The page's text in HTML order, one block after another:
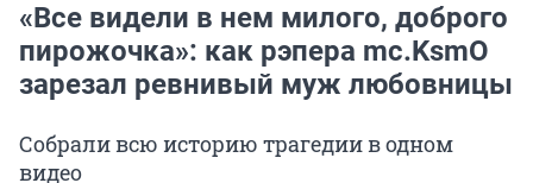
«Все видели в нем милого, доброго
пирожочка»: как рэпера mc.KsmO
зарезал ревнивый муж любовницы
Собрали всю историю трагедии в одном
видео